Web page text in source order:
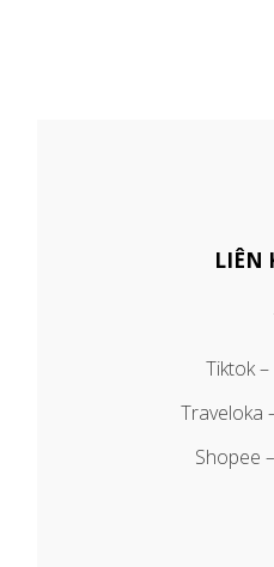
LIÊN
Tiktok
Traveloka
Shopee